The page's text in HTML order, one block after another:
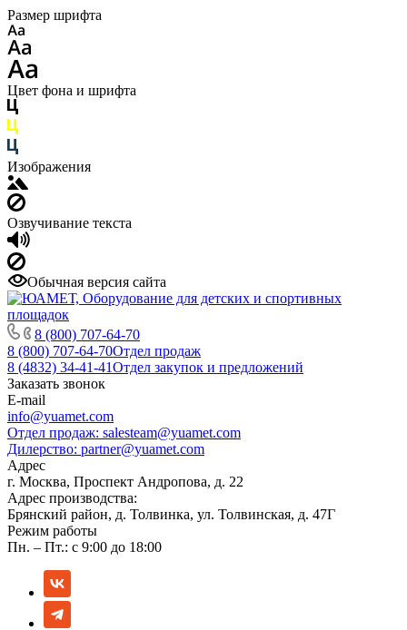
Размер шрифта
Цвет фона и шрифта
Изображения
Озвучивание текста
Обычная версия сайта
8 (800) 707-64-70
8 (800) 707-64-70Отдел продаж
8 (4832) 34-41-41Отдел закупок и предложений
Заказать звонок
E-mail
info@yuamet.com
Отдел продаж: salesteam@yuamet.com
Дилерство: partner@yuamet.com
Адрес
г. Москва, Проспект Андропова, д. 22
Адрес производства:
Брянский район, д. Толвинка, ул. Толвинская, д. 47Г
Режим работы
Пн. – Пт.: с 9:00 до 18:00